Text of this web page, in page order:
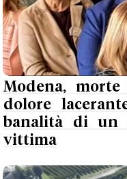
Modena,
dolore
banalità di un
vittima